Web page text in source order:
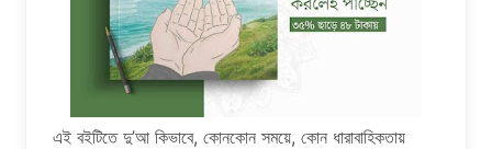
এই বইটিতে দু’আ কিভাবে, কোনকোন সময়ে, কোন ধারাবাহিকতায়